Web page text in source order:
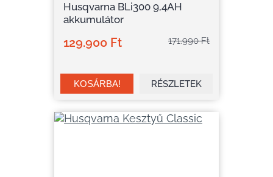
Husqvarna BLi300 9,4AH
akkumulátor
129.900 Ft 171.990 Ft
RÉSZLETEK